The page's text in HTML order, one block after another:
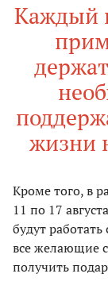
Каждый
жизни
Кроме того, в
11 по 17
будут
все желающие
получить